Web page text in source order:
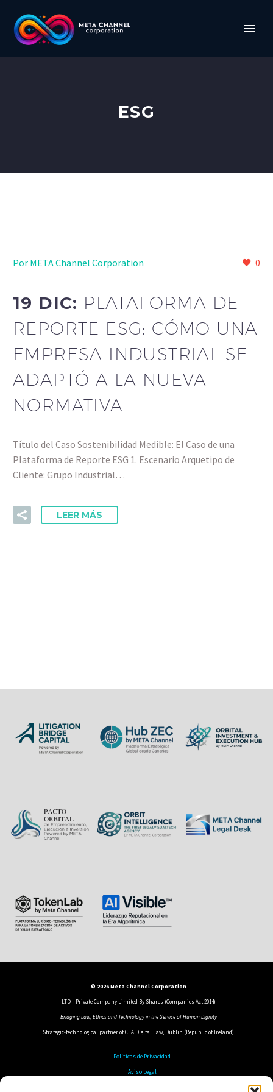
ESG
0
Por META Channel Corporation
19 DIC: PLATAFORMA DE
REPORTE ESG: CÓMO UNA
EMPRESA INDUSTRIAL SE
ADAPTÓ A LA NUEVA
NORMATIVA
Título del Caso Sostenibilidad Medible: El Caso de una
Plataforma de Reporte ESG 1. Escenario Arquetipo de
Cliente: Grupo Industrial…
LEER MÁS
© 2026 Meta Channel Corporation
LTD – Private Company Limited By Shares (Companies Act 2014)
Bridging Law, Ethics and Technology in the Service of Human Dignity
Strategic-technological partner of CEA Digital Law, Dublin (Republic of Ireland)
Políticas de Privacidad
Aviso Legal